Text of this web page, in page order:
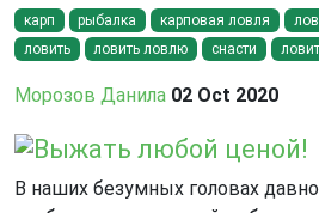
карп рыбалка карповая ловля
ловить
ловить ловлю снасти
Морозов Данила 02 Oct 2020
Выжать любой ценой!
В наших безумных головах